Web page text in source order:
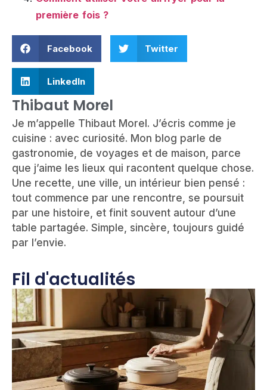
première fois ?
Facebook Twitter
LinkedIn
Thibaut Morel
Je m’appelle Thibaut Morel. J’écris comme je
cuisine : avec curiosité. Mon blog parle de
gastronomie, de voyages et de maison, parce
que j’aime les lieux qui racontent quelque chose.
Une recette, une ville, un intérieur bien pensé :
tout commence par une rencontre, se poursuit
par une histoire, et finit souvent autour d’une
table partagée. Simple, sincère, toujours guidé
par l’envie.
Fil d'actualités